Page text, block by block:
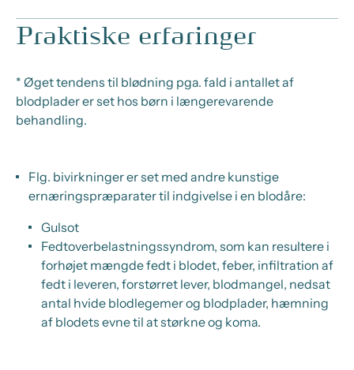
Praktiske erfaringer
* Øget tendens til blødning pga. fald i antallet af
blodplader er set hos børn i længerevarende
behandling.
Flg. bivirkninger er set med andre kunstige
ernæringspræparater til indgivelse i en blodåre:
Gulsot
Fedtoverbelastningssyndrom, som kan resultere i
forhøjet mængde fedt i blodet, feber, infiltration af
fedt i leveren, forstørret lever, blodmangel, nedsat
antal hvide blodlegemer og blodplader, hæmning
af blodets evne til at størkne og koma.